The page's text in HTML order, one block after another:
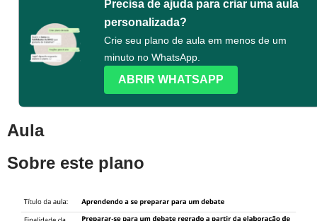
Precisa de ajuda para criar uma aula
personalizada?
Crie seu plano de aula em menos de um
minuto no WhatsApp.
ABRIR WHATSAPP
Aula
Sobre este plano